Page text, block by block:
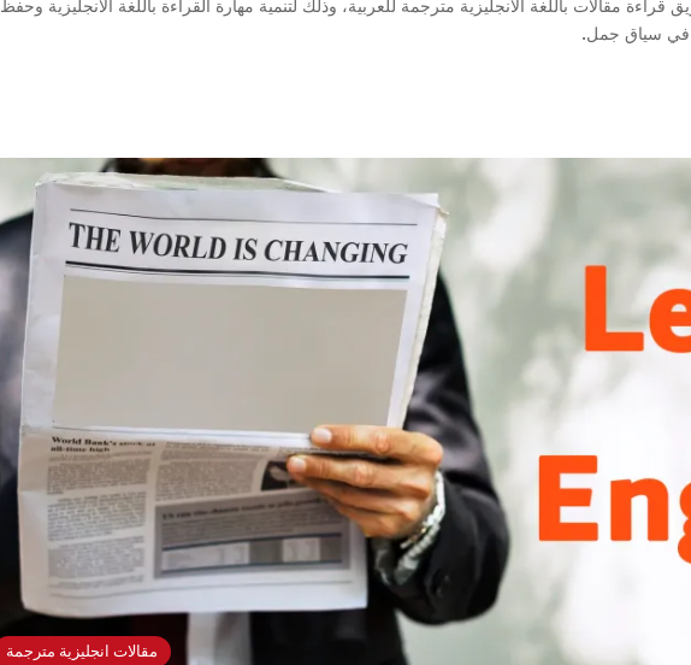
قراءة مقالات باللغة الانجليزية مترجمة للعربية، وذلك لتنمية مهارة القراءة باللغة الانجليزية وحفظ
في سياق جمل.
مقالات انجليزية مترجمة